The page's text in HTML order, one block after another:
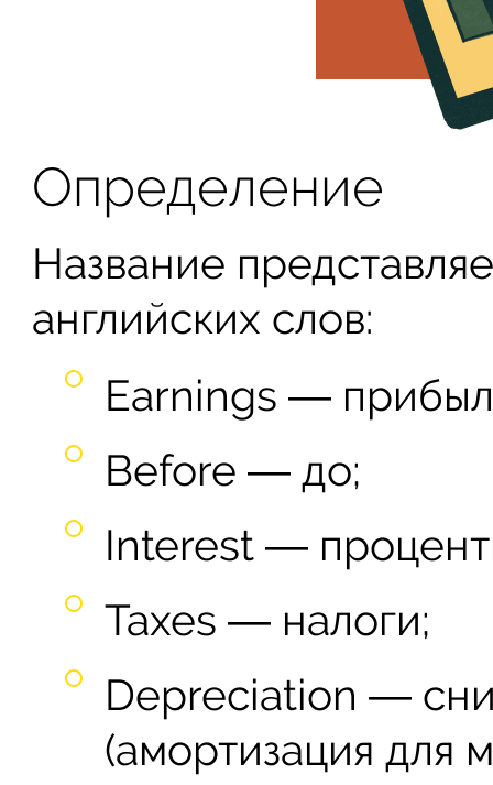
Определение
Название
английских слов:
Earnings ―
Before ― до;
Interest ―
Taxes ― налоги;
Depreciation ―
(амортизация для